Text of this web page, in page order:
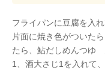
フライパンに豆腐を入れ
片面に焼き色がついた
たら、鮎だしめんつゆ
1、酒大さじ1を入れて